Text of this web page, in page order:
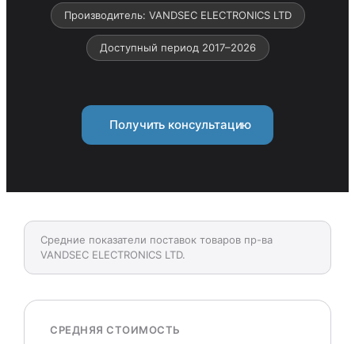
Производитель: VANDSEC ELECTRONICS LTD
Доступный период 2017–2026
Получить консультацию
Средние показатели поставок товаров пр-ва
VANDSEC ELECTRONICS LTD.
СРЕДНЯЯ СТОИМОСТЬ